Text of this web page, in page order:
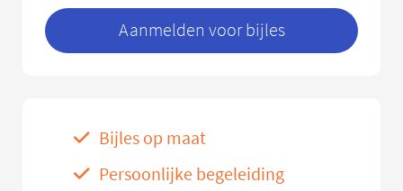
Aanmelden voor bijles
Bijles op maat
Persoonlijke begeleiding